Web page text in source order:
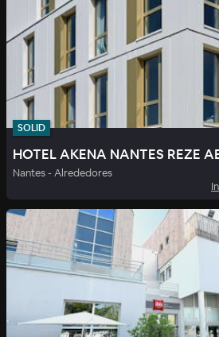
SOLID
HOTEL AKENA NANTES REZE
Nantes - Alrededores